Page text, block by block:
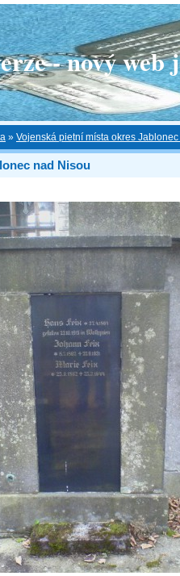
- nový web
» Vojenská pietní místa okres
nad Nisou